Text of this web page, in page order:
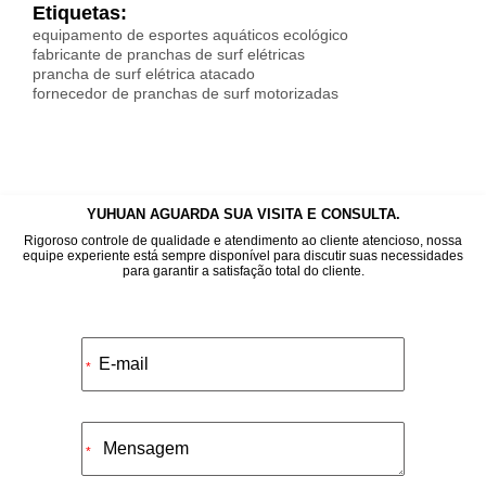
Etiquetas:
equipamento de esportes aquáticos ecológico
fabricante de pranchas de surf elétricas
prancha de surf elétrica atacado
fornecedor de pranchas de surf motorizadas
YUHUAN AGUARDA SUA VISITA E CONSULTA.
Rigoroso controle de qualidade e atendimento ao cliente atencioso, nossa
equipe experiente está sempre disponível para discutir suas necessidades
para garantir a satisfação total do cliente.
*
*
Alternative: